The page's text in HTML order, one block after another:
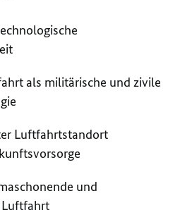
als militärische und zivile
Luftfahrtstandort
und